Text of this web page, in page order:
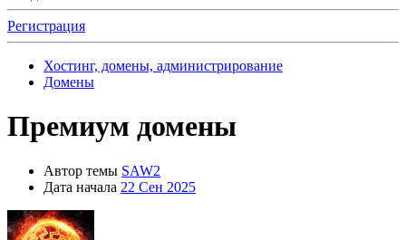
Регистрация
Хостинг, домены, администрирование
Домены
Премиум домены
Автор темы SAW2
Дата начала 22 Сен 2025